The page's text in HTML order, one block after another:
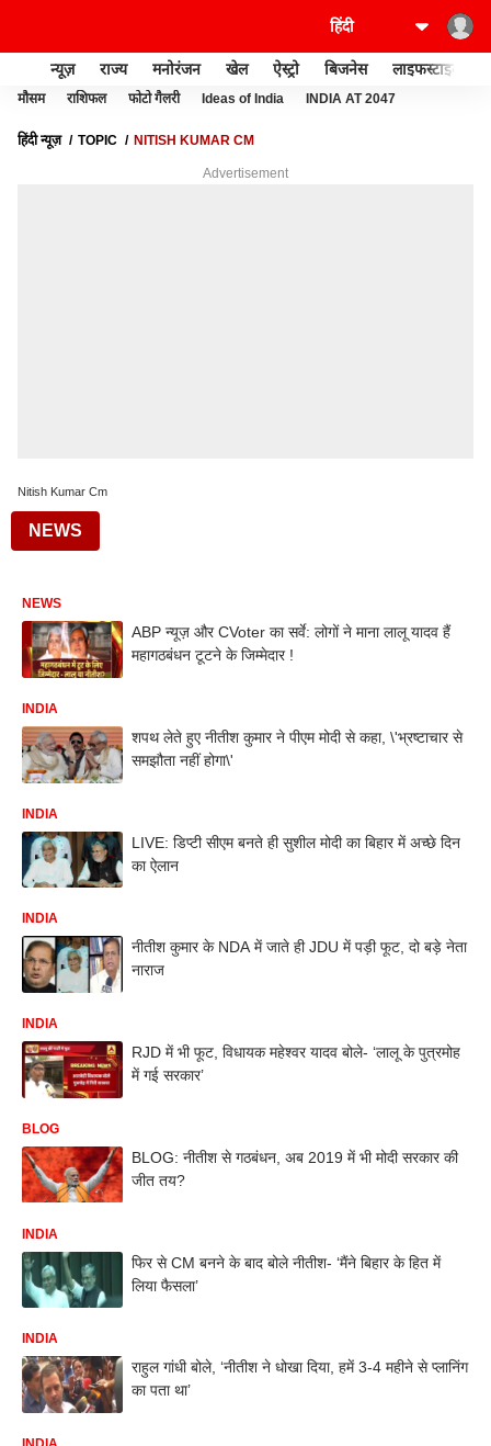
न्यूज़ राज्य मनोरंजन खेल ऐस्ट्रो बिजनेस लाइफस्टाइल
मौसम राशिफल फोटो गैलरी Ideas of India INDIA AT 2047
हिंदी न्यूज़ TOPIC NITISH KUMAR CM
Advertisement
Nitish Kumar Cm
NEWS
NEWS
ABP न्यूज़ और CVoter का सर्वे: लोगों ने माना लालू यादव हैं
महागठबंधन टूटने के जिम्मेदार !
INDIA
शपथ लेते हुए नीतीश कुमार ने पीएम मोदी से कहा, \'भ्रष्टाचार से
समझौता नहीं होगा\'
INDIA
LIVE: डिप्टी सीएम बनते ही सुशील मोदी का बिहार में अच्छे दिन
का ऐलान
INDIA
नीतीश कुमार के NDA में जाते ही JDU में पड़ी फूट, दो बड़े नेता
नाराज
INDIA
RJD में भी फूट, विधायक महेश्वर यादव बोले- ‘लालू के पुत्रमोह
में गई सरकार’
BLOG
BLOG: नीतीश से गठबंधन, अब 2019 में भी मोदी सरकार की
जीत तय?
INDIA
फिर से CM बनने के बाद बोले नीतीश- ‘मैंने बिहार के हित में
लिया फैसला’
INDIA
राहुल गांधी बोले, ‘नीतीश ने धोखा दिया, हमें 3-4 महीने से प्लानिंग
का पता था’